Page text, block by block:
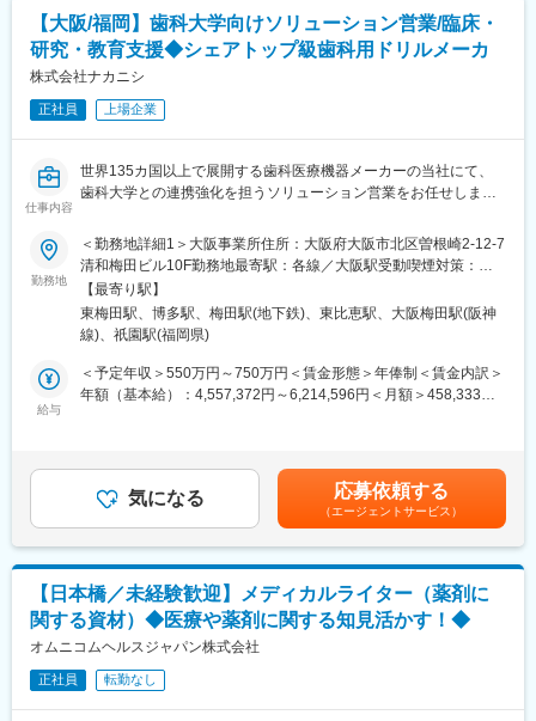
共同研究プロジェクトの進行に伴い、脳波計測・データ解析をサ
ポートいただける研究アシスタントを募集します。
【職種概要】
脳波研究アシスタントとして、ピラティス・ヨガのレッスン前後
における脳状態の変化を中心とした研究に携わっていただきま
す。
EEG（脳波）データの取得・整理・解析補助を行いながら、身体
活動と認知・感情・集中状態との関係性を明らかにする研究を支
援していただきます。
【具体的な業務内容】
・脳波計（EEG）を用いた計測の準備・運用サポート
・ピラティス／ヨガレッスン前後の実験データ取得補助
・脳波データの前処理（ノイズ除去、フィルタリング 等）
・研究データの整理・ドキュメンテーション
・大学研究者との共同研究における実験・検証サポート
・集中・リラックス・快状態と関連する脳活動の定量化
・「頭がすっきりする」「ここちよい」といった主観評価と脳波
指標の関係性
・身体運動が認知・情動状態に与える影響の解明
【本ポジションの魅力】
・大学との共同研究プロジェクトに実務として参画できる
・抽象的だった「心地よさ」「集中感」を科学的に解明する研究
・研究成果が将来的に実サービスへ反映される可能性
・研究 × ヘルスケア × 実事業という希少な経験
【大阪/福岡】歯科大学向けソリューション営業/臨床・
研究・教育支援◆シェアトップ級歯科用ドリルメーカ
株式会社ナカニシ
正社員 上場企業
仕事内容
世界135カ国以上で展開する歯科医療機器メーカーの当社にて、
歯科大学との連携強化を担うソリューション営業をお任せしま
製品提案のみならず、大学・教授・研究室との信頼関係を構築し
ながら、教育支援や共同研究を推進するポジションです。
医療現場の声を社内開発部門へ届ける橋渡し役として、歯科医療
の発展にも貢献いただくことが可能です。
具体的には
■歯科大学への提案活動
主要歯科大学・医局への製品提案
■教育・研究支援
実習機材の貸出し
■製品開発支援
教授や歯科医師からの意見収集
学会での情報収集
開発部門へのフィードバック
製品評価テストの支援
勤務地
＜勤務地詳細1＞大阪事業所住所：大阪府大阪市北区曽根崎2‐12‐7
清和梅田ビル10F勤務地最寄駅：各線／大阪駅受動喫煙対策：屋
内全面禁煙＜勤務地詳細2＞福岡事務所住所：福岡県福岡市博多区
博多駅東1-18-25 第五博多偕成ビル 304勤務地最寄駅：各線／
博多駅受動喫煙対策：屋内全面禁煙変更の範囲：会社の定める事
【最寄り駅】
東梅田駅、博多駅、梅田駅(地下鉄)、東比恵駅、大阪梅田駅(阪神
線)、祇園駅(福岡県)
給与
＜予定年収＞550万円～750万円＜賃金形態＞年俸制＜賃金内訳＞
年額（基本給）：4,557,372円～6,214,596円＜月額＞458,333円
あり、選考を通じて上下する可能性があります。月給(月額)は固定
手当を含めた表記です。
気になる 応募依頼する
（エージェントサービス）
【日本橋／未経験歓迎】メディカルライター（薬剤に
関する資材）◆医療や薬剤に関する知見活かす！◆
オムニコムヘルスジャパン株式会社
正社員 転勤なし